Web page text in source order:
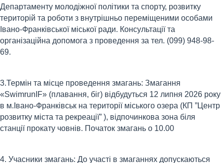
Департаменту молодіжної політики та спорту, розвитку
територій та роботи з внутрішньо переміщеними особами
Івано-Франківської міської ради. Консультації та
організаційна допомога з проведення за тел. (099) 948-98-
69.
3.Термін та місце проведення змагань: Змагання
«SwimrunIF» (плавання, біг) відбудуться 12 липня 2026 року
в м.Івано-Франківськ на території міського озера (КП ”Центр
розвитку міста та рекреації” ), відпочинкова зона біля
станції прокату човнів. Початок змагань о 10.00
4. Учасники змагань: До участі в змаганнях допускаються